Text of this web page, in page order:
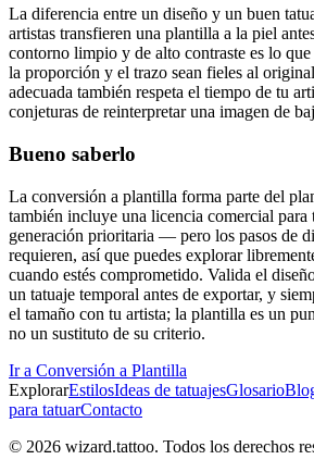
La diferencia entre un diseño y un buen
artistas transfieren una plantilla a la piel
contorno limpio y de alto contraste es lo
la proporción y el trazo sean fieles al
adecuada también respeta el tiempo de tu
conjeturas de reinterpretar una imagen de
Bueno saberlo
La conversión a plantilla forma parte del
también incluye una licencia comercial para
generación prioritaria — pero los pasos de
requieren, así que puedes explorar
cuando estés comprometido. Valida el
un tatuaje temporal antes de exportar, y
el tamaño con tu artista; la plantilla es un
no un sustituto de su criterio.
Ir a Conversión a Plantilla
ExplorarEstilosIdeas de tatuajesGlosario
para tatuarContacto
© 2026 wizard.tattoo. Todos los derechos